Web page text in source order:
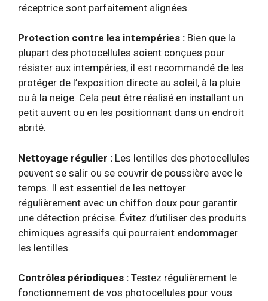
réceptrice sont parfaitement alignées.
Protection contre les intempéries : Bien que la
plupart des photocellules soient conçues pour
résister aux intempéries, il est recommandé de les
protéger de l’exposition directe au soleil, à la pluie
ou à la neige. Cela peut être réalisé en installant un
petit auvent ou en les positionnant dans un endroit
abrité.
Nettoyage régulier : Les lentilles des photocellules
peuvent se salir ou se couvrir de poussière avec le
temps. Il est essentiel de les nettoyer
régulièrement avec un chiffon doux pour garantir
une détection précise. Évitez d’utiliser des produits
chimiques agressifs qui pourraient endommager
les lentilles.
Contrôles périodiques : Testez régulièrement le
fonctionnement de vos photocellules pour vous